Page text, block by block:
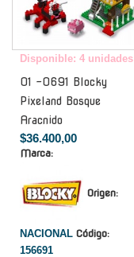
Disponible: 4 unidades
01 -0691 Blocky
Pixeland Bosque
Aracnido
$36.400,00
Marca:
Origen:
NACIONAL Código:
156691